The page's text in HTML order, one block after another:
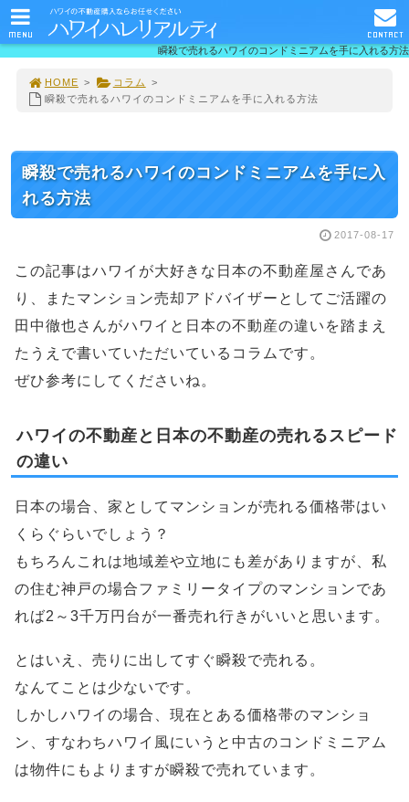
瞬殺で売れるハワイのコンドミニアムを手に入れる方法
HOME > コラム
>
瞬殺で売れるハワイのコンドミニアムを手に入れる方法
瞬殺で売れるハワイのコンドミニアムを手に入
れる方法
2017-08-17
この記事はハワイが大好きな日本の不動産屋さんであ
り、またマンション売却アドバイザーとしてご活躍の
田中徹也さんがハワイと日本の不動産の違いを踏まえ
たうえで書いていただいているコラムです。
ぜひ参考にしてくださいね。
ハワイの不動産と日本の不動産の売れるスピード
の違い
日本の場合、家としてマンションが売れる価格帯はい
くらぐらいでしょう？
もちろんこれは地域差や立地にも差がありますが、私
の住む神戸の場合ファミリータイプのマンションであ
れば2～3千万円台が一番売れ行きがいいと思います。
とはいえ、売りに出してすぐ瞬殺で売れる。
なんてことは少ないです。
しかしハワイの場合、現在とある価格帯のマンショ
ン、すなわちハワイ風にいうと中古のコンドミニアム
は物件にもよりますが瞬殺で売れています。
MENU CONTACT